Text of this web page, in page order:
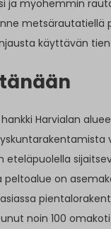
ja myöhemmin
metsärautatiellä
käyttävän
Harvialan
peltoalue on
noin 100